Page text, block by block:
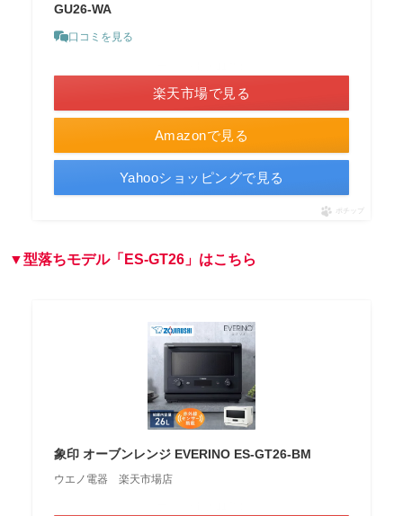
GU26-WA
口コミを見る
Amazonで見る
楽天市場で見る
Yahooショッピングで見る
ポチップ
▼型落ちモデル「ES-GT26」はこちら
象印 オーブンレンジ EVERINO ES-GT26-BM
ウエノ電器 楽天市場店